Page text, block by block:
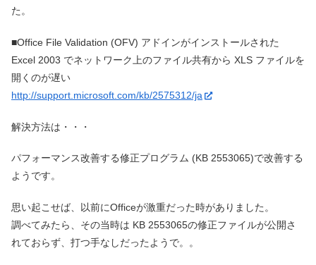
た。
■Office File Validation (OFV) アドインがインストールされた
Excel 2003 でネットワーク上のファイル共有から XLS ファイルを
開くのが遅い
http://support.microsoft.com/kb/2575312/ja
解決方法は・・・
パフォーマンス改善する修正プログラム (KB 2553065)で改善する
ようです。
思い起こせば、以前にOfficeが激重だった時がありました。
調べてみたら、その当時は KB 2553065の修正ファイルが公開さ
れておらず、打つ手なしだったようで。。